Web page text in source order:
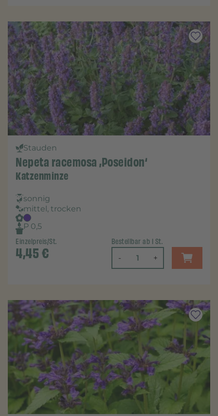
Stauden
Nepeta racemosa ‚Poseidon‘
Katzenminze
sonnig
mittel, trocken
P 0,5
Einzelpreis/St.
4,45€
Bestellbar ab 1 St.
- +